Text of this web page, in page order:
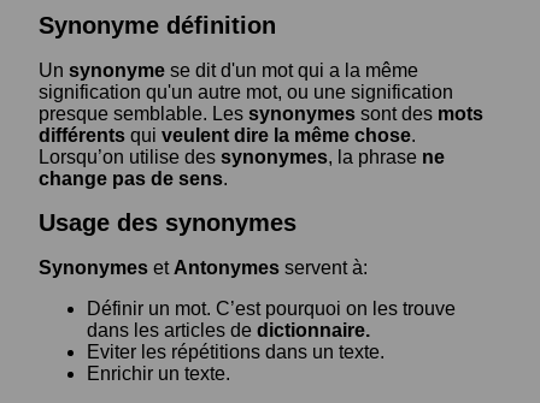
Synonyme définition
Un synonyme se dit d'un mot qui a la même
signification qu'un autre mot, ou une signification
presque semblable. Les synonymes sont des mots
différents qui veulent dire la même chose.
Lorsqu’on utilise des synonymes, la phrase ne
change pas de sens.
Usage des synonymes
Synonymes et Antonymes servent à:
Définir un mot. C’est pourquoi on les trouve
dans les articles de dictionnaire.
Eviter les répétitions dans un texte.
Enrichir un texte.